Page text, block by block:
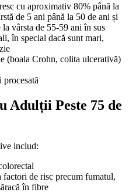
cu aproximativ 80% până la
de 5 ani până la 50 de ani și
vârsta de 55-59 ani în sus
în special dacă sunt mari,
(boala Crohn, colita ulcerativă)
procesată
Adulții Peste 75 de
includ:
de risc precum fumatul,
în fibre